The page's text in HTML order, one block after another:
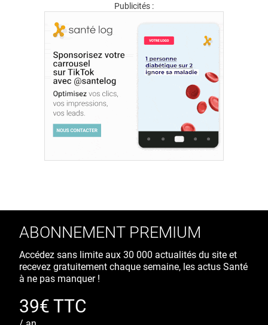
Publicités :
ABONNEMENT PREMIUM
Accédez sans limite aux 30 000 actualités du site et
recevez gratuitement chaque semaine, les actus Santé
à ne pas manquer !
39€ TTC